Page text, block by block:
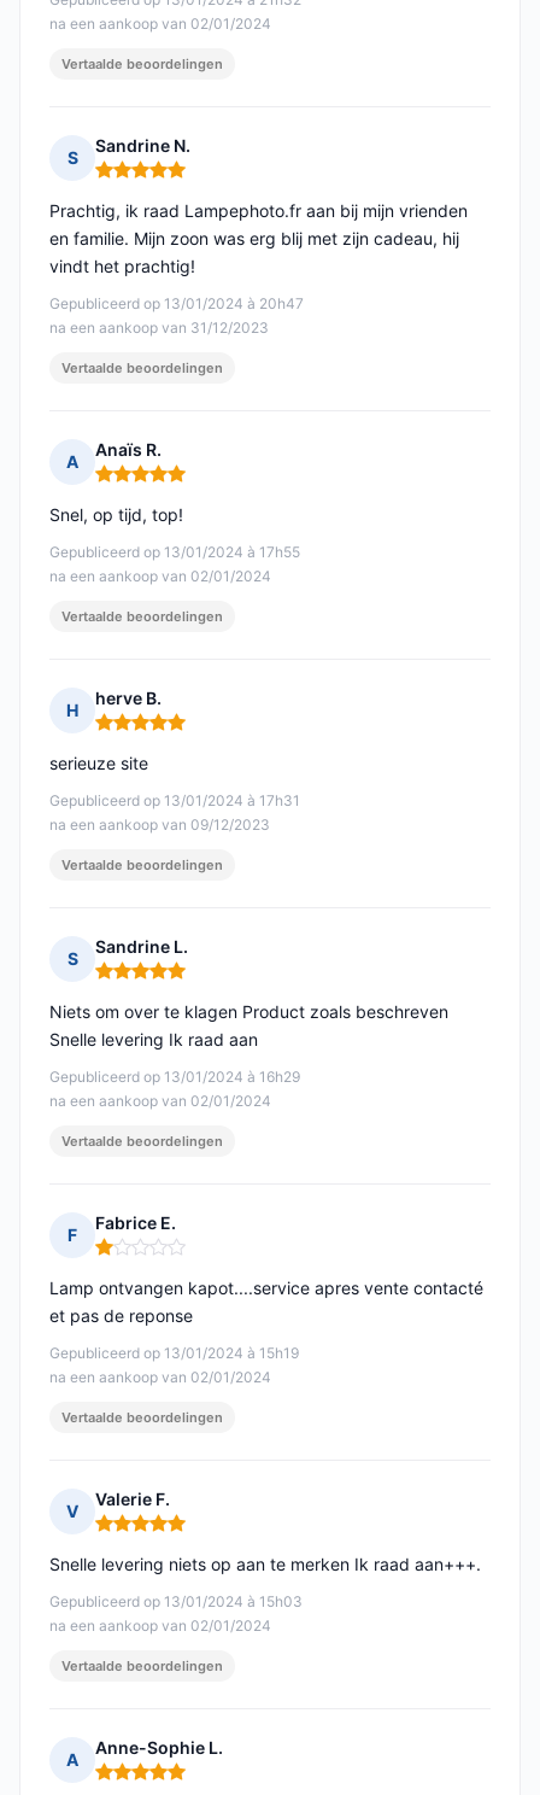
na een aankoop van 02/01/2024
Vertaalde beoordelingen
S
Sandrine N.
Opmerking: 5 van 5
Gepubliceerd op 13/01/2024 à 20h47
na een aankoop van 31/12/2023
Prachtig, ik raad Lampephoto.fr aan bij mijn vrienden
en familie. Mijn zoon was erg blij met zijn cadeau, hij
vindt het prachtig!
Vertaalde beoordelingen
A
Anaïs R.
Opmerking: 5 van 5
Gepubliceerd op 13/01/2024 à 17h55
na een aankoop van 02/01/2024
Snel, op tijd, top!
Vertaalde beoordelingen
H
herve B.
Opmerking: 5 van 5
Gepubliceerd op 13/01/2024 à 17h31
na een aankoop van 09/12/2023
serieuze site
Vertaalde beoordelingen
S
Sandrine L.
Opmerking: 5 van 5
Gepubliceerd op 13/01/2024 à 16h29
na een aankoop van 02/01/2024
Niets om over te klagen Product zoals beschreven
Snelle levering Ik raad aan
Vertaalde beoordelingen
F
Fabrice E.
Opmerking: 1 van 5
Gepubliceerd op 13/01/2024 à 15h19
na een aankoop van 02/01/2024
Lamp ontvangen kapot....service apres vente contacté
et pas de reponse
Vertaalde beoordelingen
V
Valerie F.
Opmerking: 5 van 5
Gepubliceerd op 13/01/2024 à 15h03
na een aankoop van 02/01/2024
Snelle levering niets op aan te merken Ik raad aan+++.
Vertaalde beoordelingen
A
Anne-Sophie L.
Opmerking: 5 van 5